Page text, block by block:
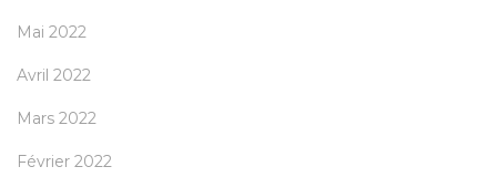
Mai 2022
Avril 2022
Mars 2022
Février 2022